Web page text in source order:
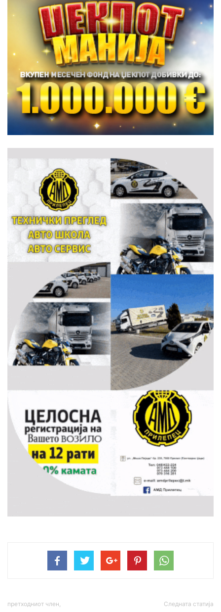
претходниот член, Следната статија